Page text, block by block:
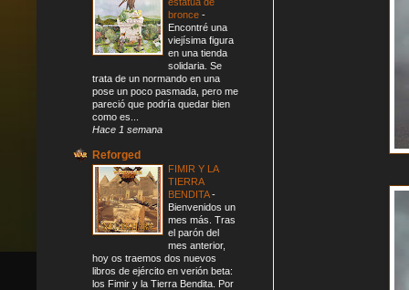
bronce -
Encontré una
viejísima figura
en una tienda
solidaria. Se
trata de un normando en una
pose un poco pasmada, pero me
pareció que podría quedar bien
como es...
Hace 1 semana
Reforged
FIMIR Y LA
TIERRA
BENDITA-
Bienvenidos un
mes más. Tras
el parón del
mes anterior,
hoy os traemos dos nuevos
libros de ejército en verión beta:
los Fimir y la Tierra Bendita. Por